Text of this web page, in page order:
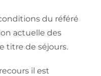
du référé
actuelle des
titre de séjours.
il est